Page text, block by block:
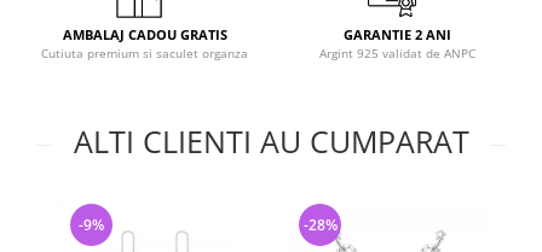
AMBALAJ CADOU GRATIS
Cutiuta premium si saculet organza
GARANTIE 2 ANI
Argint 925 validat de ANPC
ALTI CLIENTI AU CUMPARAT
-9% -28%